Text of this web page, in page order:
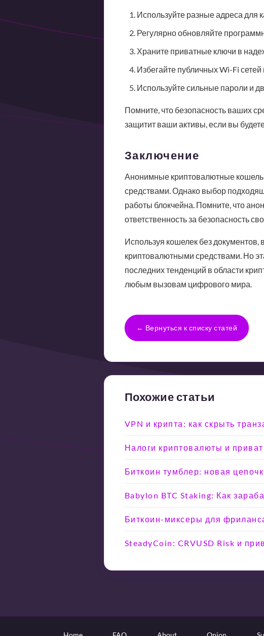
Используйте разные адреса для
Регулярно обновляйте
Храните приватные ключи в
Избегайте публичных Wi-Fi
Используйте сильные пароли и
Помните, что безопасность ваших
защитит ваши активы, если вы
Заключение
Анонимные криптовалютные
средствами. Однако выбор
работы блокчейна. Помните, что
ответственность за безопасность
Используя кошелек без
криптовалютными средствами. Но
последних тенденций в области
любым вызовам цифрового мира.
← Вернуться к списку статей
Похожие статьи
VPN и крипта: как скрыть
Налоги криптовалюты и
Биткоин тумблер: новая
Babylon BTC Staking: Как
Биткоин-миксеры для
SteadyCoin: CRVUSD Risk и